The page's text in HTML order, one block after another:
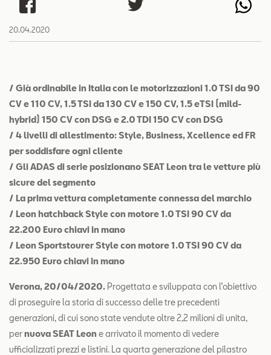
SEAT Usato Certificato
Contatti
20.04.2020
/ Già ordinabile in Italia con le motorizzazioni 1.0 TSI da 90
CV e 110 CV, 1.5 TSI da 130 CV e 150 CV, 1.5 eTSI (mild-
hybrid) 150 CV con DSG e 2.0 TDI 150 CV con DSG
/ 4 livelli di allestimento: Style, Business, Xcellence ed FR
per soddisfare ogni cliente
/ Gli ADAS di serie posizionano SEAT Leon tra le vetture più
sicure del segmento
/ La prima vettura completamente connessa del marchio
/ Leon hatchback Style con motore 1.0 TSI 90 CV da
22.200 Euro chiavi in mano
/ Leon Sportstourer Style con motore 1.0 TSI 90 CV da
22.950 Euro chiavi in mano
Verona, 20/04/2020. Progettata e sviluppata con l’obiettivo
di proseguire la storia di successo delle tre precedenti
generazioni, di cui sono state vendute oltre 2,2 milioni di unita,
pernuova SEAT Leon e arrivato il momento di vedere
ufficializzati prezzi e listini. La quarta generazione del pilastro